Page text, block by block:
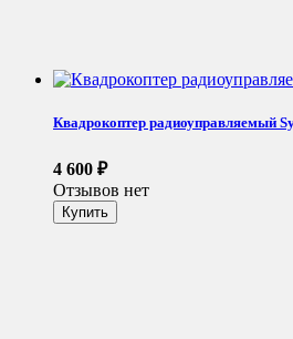
Квадрокоптер радиоуправляемый
4 600 ₽
Отзывов нет